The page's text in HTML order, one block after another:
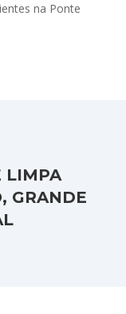
na Ponte
LIMPA
GRANDE